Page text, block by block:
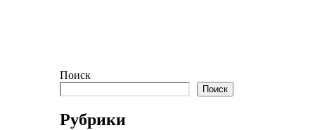
Поиск
Поиск
Рубрики